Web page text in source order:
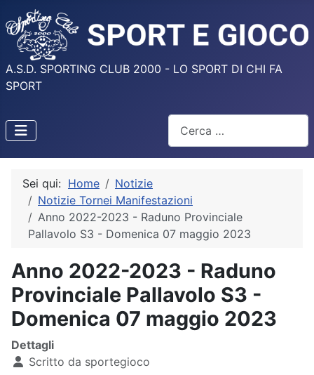
A.S.D. SPORTING CLUB 2000 - LO SPORT DI CHI FA
SPORT
Sei qui: Home
Notizie
Notizie Tornei Manifestazioni
Anno 2022-2023 - Raduno Provinciale
Pallavolo S3 - Domenica 07 maggio 2023
Anno 2022-2023 - Raduno
Provinciale Pallavolo S3 -
Domenica 07 maggio 2023
Dettagli
Scritto da sportegioco